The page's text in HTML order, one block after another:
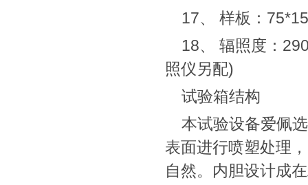
17、 样板：
18、 辐照度：
照仪另配)
试验箱结构
本试验设备爱佩
表面进行喷塑处理
自然。内胆设计成